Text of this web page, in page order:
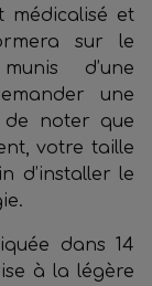
médicalisé et
sur le
d’une
une
noter que
votre taille
d’installer le
dans 14
à la légère